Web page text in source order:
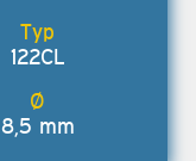
122CL
8,5 mm